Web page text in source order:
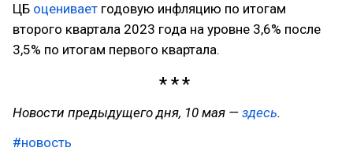
ЦБ оценивает годовую инфляцию по итогам
второго квартала 2023 года на уровне 3,6% после
3,5% по итогам первого квартала.
Новости предыдущего дня, 10 мая — здесь.
#новость